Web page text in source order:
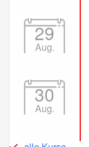
29
Aug.
30
Aug.